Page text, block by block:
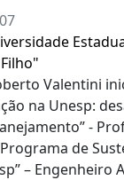
Valentini
na Unesp:
-
de
– Engenheiro